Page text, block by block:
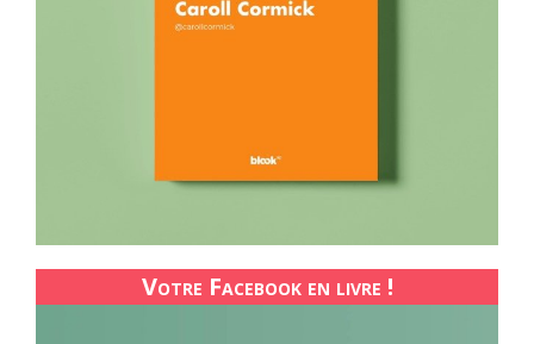
Votre Facebook en livre !